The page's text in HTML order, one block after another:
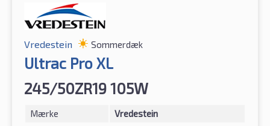
Vredestein Sommerdæk
Ultrac Pro XL
245/50ZR19 105W
Mærke
Vredestein